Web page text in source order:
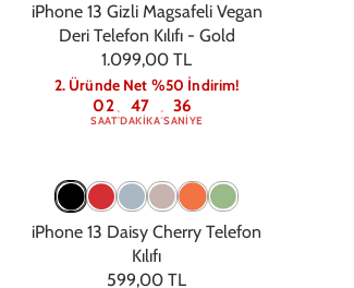
iPhone 13 Gizli Magsafeli Vegan
Deri Telefon Kılıfı - Gold
1.099,00 TL
2. Üründe Net %50 İndirim!
02
SAAT: 47
DAKIKA: 36
SANIYE
iPhone 13 Daisy Cherry Telefon
Kılıfı
599,00 TL